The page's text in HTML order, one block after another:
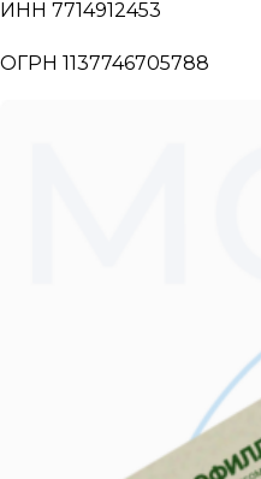
ИНН 7714912453
ОГРН 1137746705788